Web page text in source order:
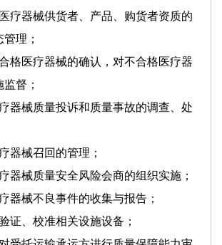
疗器械供货者、产品、购货者资质的
理；
格医疗器械的确认，对不合格医疗器
督；
器械质量投诉和质量事故的调查、处
器械召回的管理；
器械质量安全风险会商的组织实施；
器械不良事件的收集与报告；
证、校准相关设施设备；